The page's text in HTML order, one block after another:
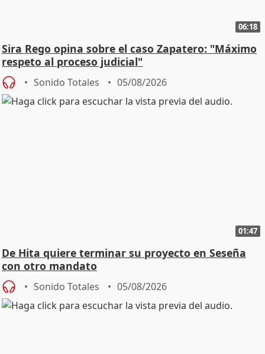
06:18
Sira Rego opina sobre el caso Zapatero: "Máximo
respeto al proceso judicial"
Sonido Totales 05/08/2026
01:47
De Hita quiere terminar su proyecto en Seseña
con otro mandato
Sonido Totales 05/08/2026